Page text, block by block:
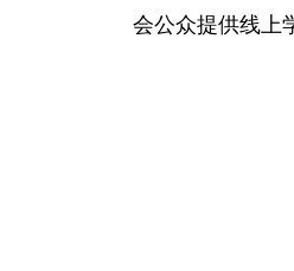
会公众提供线上